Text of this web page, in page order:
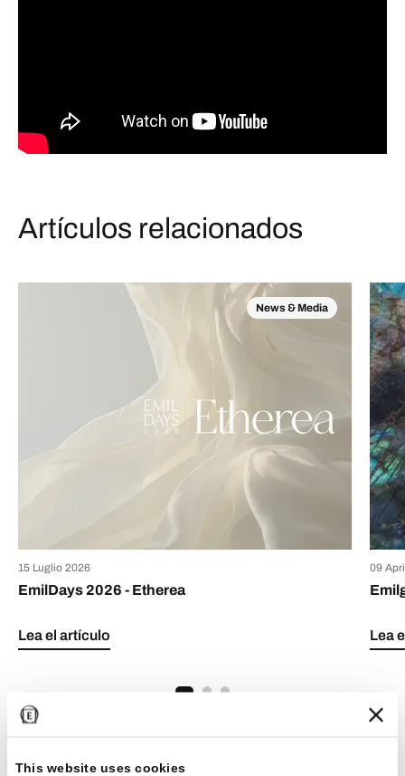
This website uses cookies
Artículos relacionados
News & Media
15 Luglio 2026
EmilDays 2026 - Etherea
Lea el artículo
09
Lea
Ver todos los artículos